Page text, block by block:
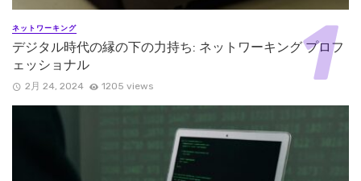
ネットワーキング
デジタル時代の縁の下の力持ち: ネットワーキング プロフ
ェッショナル
2月 24, 2024 1205 views